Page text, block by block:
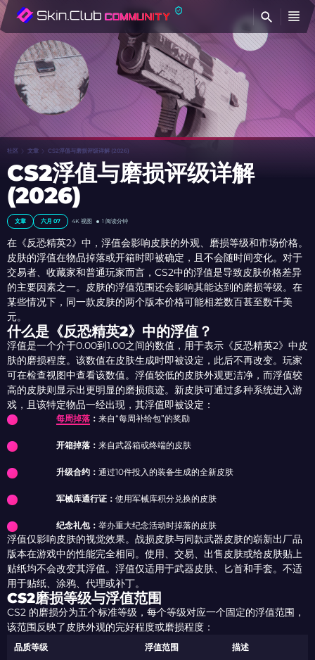
社区 文章 CS2浮值与磨损评级详解 (2026)
CS2浮值与磨损评级详解
(2026)
文章 六月 07 4K 视图 1 阅读分钟
在《反恐精英2》中，浮值会影响皮肤的外观、磨损等级和市场价格。
皮肤的浮值在物品掉落或开箱时即被确定，且不会随时间变化。对于
交易者、收藏家和普通玩家而言，CS2中的浮值是导致皮肤价格差异
的主要因素之一。皮肤的浮值范围还会影响其能达到的磨损等级。在
某些情况下，同一款皮肤的两个版本价格可能相差数百甚至数千美
元。
什么是《反恐精英2》中的浮值？
浮值是一个介于0.00到1.00之间的数值，用于表示《反恐精英2》中皮
肤的磨损程度。该数值在皮肤生成时即被设定，此后不再改变。玩家
可在检查视图中查看该数值。浮值较低的皮肤外观更洁净，而浮值较
高的皮肤则显示出更明显的磨损痕迹。新皮肤可通过多种系统进入游
戏，且该特定物品一经出现，其浮值即被设定：
每周掉落 ： 来自“每周补给包”的奖励
开箱掉落： 来自武器箱或终端的皮肤
升级合约： 通过10件投入的装备生成的全新皮肤
军械库通行证： 使用军械库积分兑换的皮肤
纪念礼包： 举办重大纪念活动时掉落的皮肤
浮值仅影响皮肤的视觉效果。战损皮肤与同款武器皮肤的崭新出厂品
版本在游戏中的性能完全相同。使用、交易、出售皮肤或给皮肤贴上
贴纸均不会改变其浮值。浮值仅适用于武器皮肤、匕首和手套。不适
用于贴纸、涂鸦、代理或补丁。
CS2磨损等级与浮值范围
CS2 的磨损分为五个标准等级，每个等级对应一个固定的浮值范围，
该范围反映了皮肤外观的完好程度或磨损程度：
品质等级 浮值范围 描述